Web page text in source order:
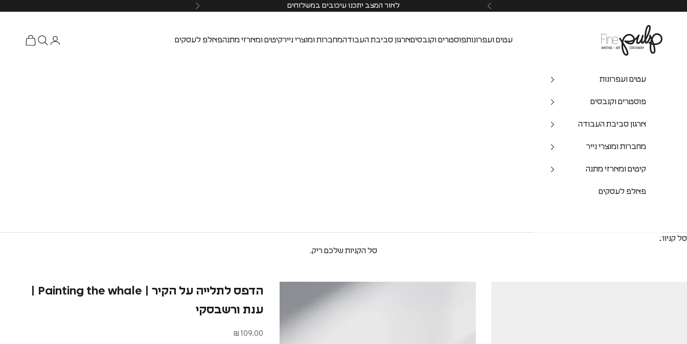
לאור המצב יתכנו עיכובים במשלוחים
Pulp Shop
עטים ועפרונותפוסטרים וקנבסיםארגון סביבת העבודהמחברות ומוצרי ניירקיטים ומארזי מתנהפאלפ לעסקים
עטים ועפרונות
פוסטרים וקנבסים
ארגון סביבת העבודה
מחברות ומוצרי נייר
קיטים ומארזי מתנה
פאלפ לעסקים
סל קניות
סל הקניות שלכם ריק.
ענת ורשבסקי
מחיר מבצע
109.00 ₪